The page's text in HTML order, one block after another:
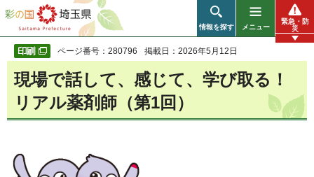
彩の国 埼玉県
情報を探す メニュー
緊急・防
災
ページ番号：280796 掲載日：2026年5月12日
現場で話して、感じて、学び取る！
リアル薬剤師（第1回）